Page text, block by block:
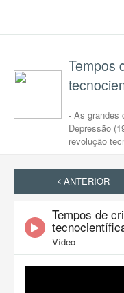
Tempos
- As grandes
Depressão
revolução
ANTERIOR
Tempos de
Vídeo